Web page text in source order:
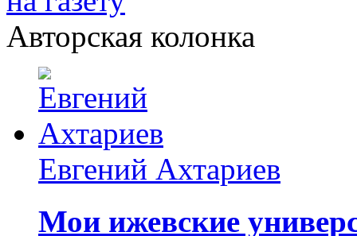
Авторская колонка
Евгений Ахтариев
Мои ижевские